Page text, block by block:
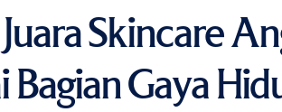
Skincare
Bagian Gaya